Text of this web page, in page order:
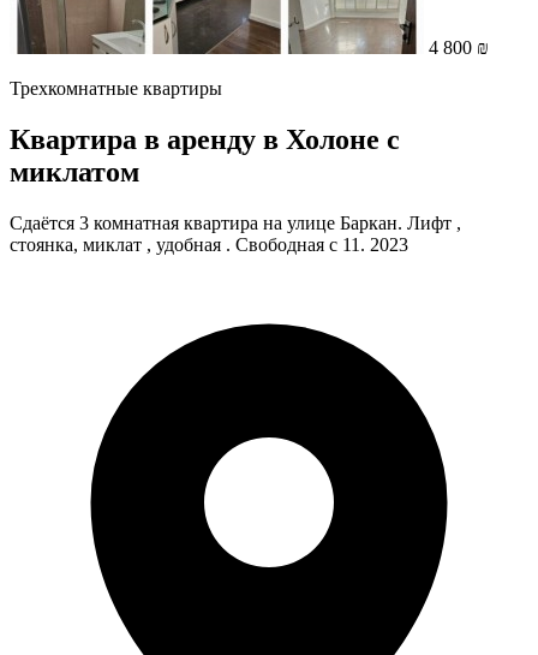
4 800 ₪
Трехкомнатные квартиры
Квартира в аренду в Холоне с
миклатом
Сдаётся 3 комнатная квартира на улице Баркан. Лифт ,
стоянка, миклат , удобная . Свободная с 11. 2023